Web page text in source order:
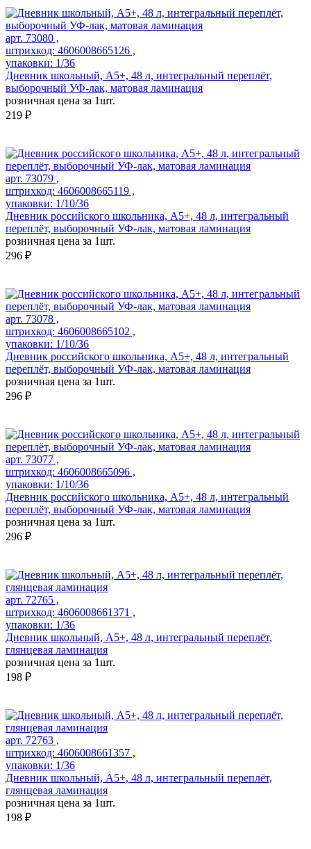
арт. 73080 ,
штрихкод: 4606008665126 ,
упаковки: 1/36
Дневник школьный, А5+, 48 л, интегральный переплёт,
выборочный УФ-лак, матовая ламинация
розничная цена за 1шт.
219 ₽
арт. 73079 ,
штрихкод: 4606008665119 ,
упаковки: 1/10/36
Дневник российского школьника, А5+, 48 л, интегральный
переплёт, выборочный УФ-лак, матовая ламинация
розничная цена за 1шт.
296 ₽
арт. 73078 ,
штрихкод: 4606008665102 ,
упаковки: 1/10/36
Дневник российского школьника, А5+, 48 л, интегральный
переплёт, выборочный УФ-лак, матовая ламинация
розничная цена за 1шт.
296 ₽
арт. 73077 ,
штрихкод: 4606008665096 ,
упаковки: 1/10/36
Дневник российского школьника, А5+, 48 л, интегральный
переплёт, выборочный УФ-лак, матовая ламинация
розничная цена за 1шт.
296 ₽
арт. 72765 ,
штрихкод: 4606008661371 ,
упаковки: 1/36
Дневник школьный, А5+, 48 л, интегральный переплёт,
глянцевая ламинация
розничная цена за 1шт.
198 ₽
арт. 72763 ,
штрихкод: 4606008661357 ,
упаковки: 1/36
Дневник школьный, А5+, 48 л, интегральный переплёт,
глянцевая ламинация
розничная цена за 1шт.
198 ₽